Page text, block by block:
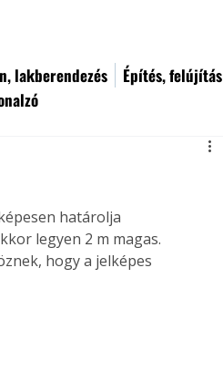
lakberendezés Építés, felújítás
határolja
legyen 2 m magas.
hogy a jelképes